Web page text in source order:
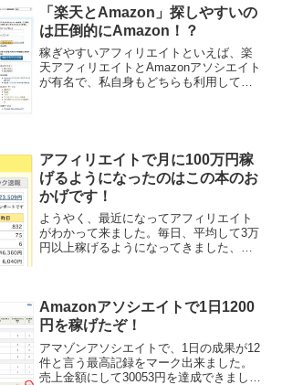
「楽天とAmazon」探しやすいの
は圧倒的にAmazon！？
稼ぎやすいアフィリエイトといえば、楽
天アフィリエイトとAmazonアソシエイト
が有名で、私自身もどちらも利用してい
アフィリエイトで月に100万円稼
げるようになったのはこの本のお
かげです！
ようやく、最近になってアフィリエイト
がわかって来ました。毎日、平均して3万
円以上稼げるようになってきました、約2
エイトで稼げると言う...
Amazonアソシエイトで1日1200
円を稼げたぞ！
アマゾンアソシエイトで、1日の成果が12
件と言う最高記録をマーク出来ました。
売上金額にして30053円を達成できまし